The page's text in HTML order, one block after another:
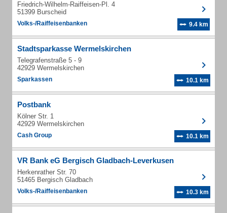
Friedrich-Wilhelm-Raiffeisen-Pl. 4
51399 Burscheid
Volks-/Raiffeisenbanken 9.4 km
Stadtsparkasse Wermelskirchen
Telegrafenstraße 5 - 9
42929 Wermelskirchen
Sparkassen 10.1 km
Postbank
Kölner Str. 1
42929 Wermelskirchen
Cash Group 10.1 km
VR Bank eG Bergisch Gladbach-Leverkusen
Herkenrather Str. 70
51465 Bergisch Gladbach
Volks-/Raiffeisenbanken 10.3 km